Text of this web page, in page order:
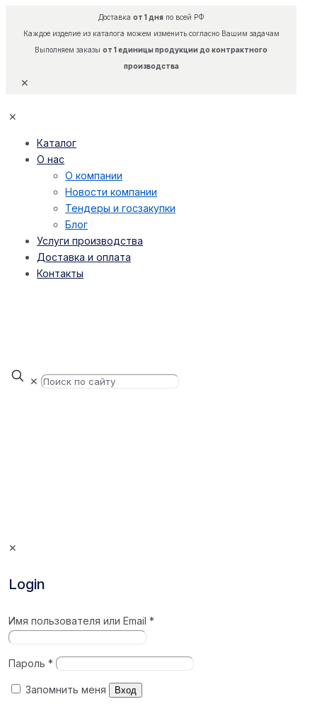
Доставка от 1 дняпо всей РФ
Каждое изделие из каталога можем изменить согласно Вашим задачам
Выполняем заказы от 1 единицы продукции до контрактного
производства
✕
✕
Каталог
О нас
О компании
Новости компании
Тендеры и госзакупки
Блог
Услуги производства
Доставка и оплата
Контакты
✕
✕
Login
Имя пользователя или Email*
Пароль*
Запомнить меня Вход